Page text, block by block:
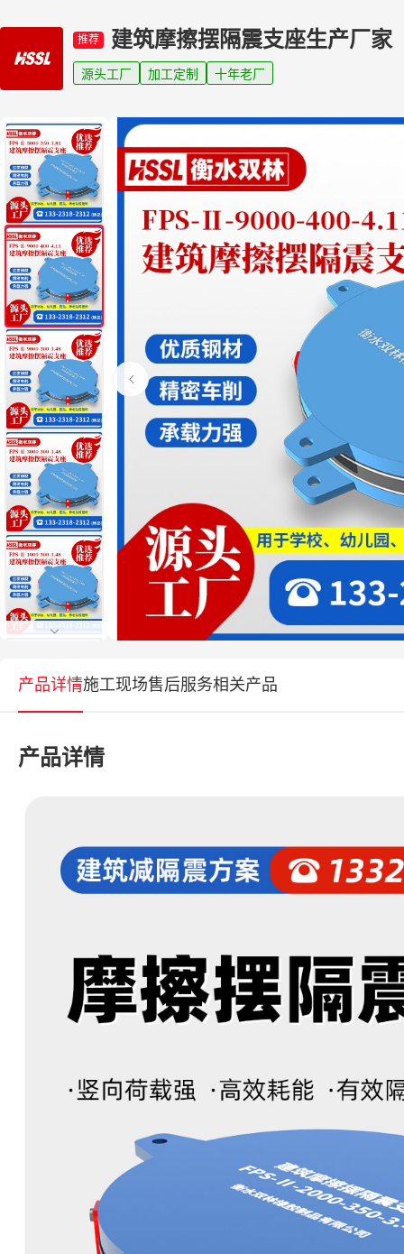
推荐 建筑摩擦摆隔震支座生产厂家
源头工厂 加工定制 十年老厂
产品详情施工现场售后服务相关产品
产品详情